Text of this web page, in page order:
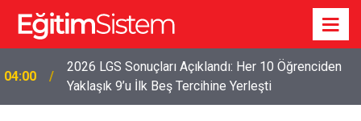
04:00
2026 LGS Sonuçları Açıklandı: Her 10 Öğrenciden
Yaklaşık 9’u İlk Beş Tercihine Yerleşti